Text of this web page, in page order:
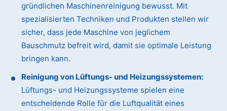
gründlichen Maschinenreinigung bewusst. Mit
spezialisierten Techniken und Produkten stellen wir
sicher, dass jede Maschine von jeglichem
Bauschmutz befreit wird, damit sie optimale Leistung
bringen kann.
Reinigung von Lüftungs- und Heizungssystemen:
Lüftungs- und Heizungssysteme spielen eine
entscheidende Rolle für die Luftqualität eines